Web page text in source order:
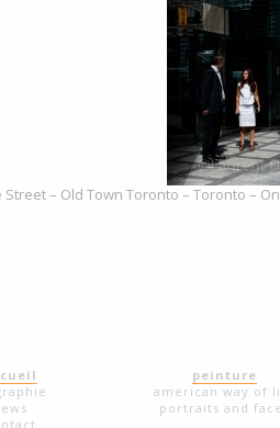
Street – Old Town Toronto – Toronto –
peinture
american way of
portraits and